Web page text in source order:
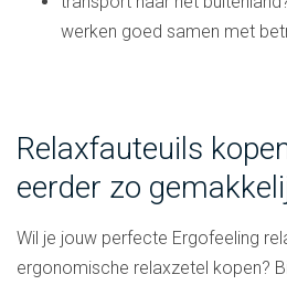
werken goed samen met
Relaxfauteuils
eerder zo
Wil je jouw perfecte Ergofeeling
ergonomische relaxzetel kopen?